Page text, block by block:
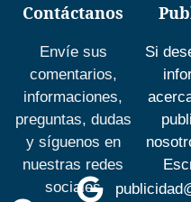
Contáctanos
Envíe sus
comentarios,
informaciones,
preguntas, dudas
y síguenos en
nuestras redes
sociales
Si